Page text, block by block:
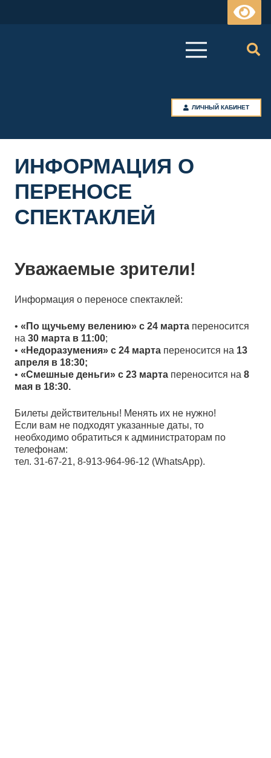
ЛИЧНЫЙ КАБИНЕТ
ИНФОРМАЦИЯ О
ПЕРЕНОСЕ
СПЕКТАКЛЕЙ
Уважаемые зрители!
Информация о переносе спектаклей:
• «По щучьему велению» с 24 марта переносится
на 30 марта в 11:00;
• «Недоразумения» с 24 марта переносится на 13
апреля в 18:30;
• «Смешные деньги» с 23 марта переносится на 8
мая в 18:30.
Билеты действительны! Менять их не нужно!
Если вам не подходят указанные даты, то
необходимо обратиться к администраторам по
телефонам:
тел. 31-67-21, 8-913-964-96-12 (WhatsApp).